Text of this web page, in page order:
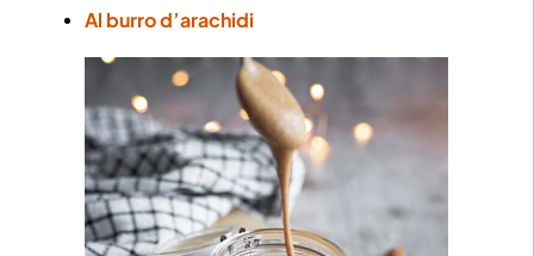
Al burro d’arachidi